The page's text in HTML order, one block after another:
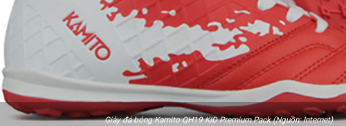
Giày đá bóng Kamito QH19 KID Premium Pack (Nguồn: Internet)